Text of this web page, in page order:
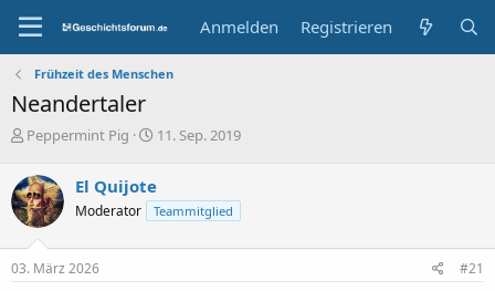
Anmelden Registrieren
Frühzeit des Menschen
Neandertaler
E
s
t
e
l
l
e
Peppermint Pig
E
t
e
l
11. Sep. 2019
El Quijote
Moderator Teammitglied
03. März 2026 #21